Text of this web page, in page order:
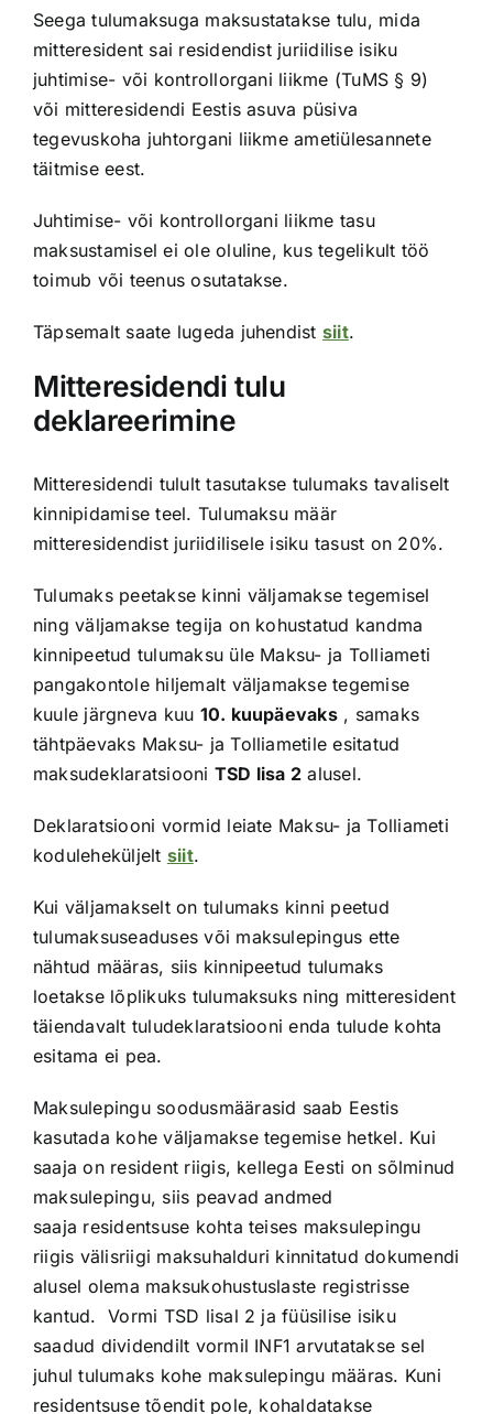
Seega tulumaksuga maksustatakse tulu, mida
mitteresident sai residendist juriidilise isiku
juhtimise- või kontrollorgani liikme (TuMS § 9)
või mitteresidendi Eestis asuva püsiva
tegevuskoha juhtorgani liikme ametiülesannete
täitmise eest.
Juhtimise- või kontrollorgani liikme tasu
maksustamisel ei ole oluline, kus tegelikult töö
toimub või teenus osutatakse.
Täpsemalt saate lugeda juhendist siit.
Mitteresidendi tulu
deklareerimine
Mitteresidendi tulult tasutakse tulumaks tavaliselt
kinnipidamise teel. Tulumaksu määr
mitteresidendist juriidilisele isiku tasust on 20%.
Tulumaks peetakse kinni väljamakse tegemisel
ning väljamakse tegija on kohustatud kandma
kinnipeetud tulumaksu üle Maksu- ja Tolliameti
pangakontole hiljemalt väljamakse tegemise
kuule järgneva kuu 10. kuupäevaks, samaks
tähtpäevaks Maksu- ja Tolliametile esitatud
maksudeklaratsiooni TSD lisa 2 alusel.
Deklaratsiooni vormid leiate Maksu- ja Tolliameti
koduleheküljelt siit.
Kui väljamakselt on tulumaks kinni peetud
tulumaksuseaduses või maksulepingus ette
nähtud määras, siis kinnipeetud tulumaks
loetakse lõplikuks tulumaksuks ning mitteresident
täiendavalt tuludeklaratsiooni enda tulude kohta
esitama ei pea.
Maksulepingu soodusmäärasid saab Eestis
kasutada kohe väljamakse tegemise hetkel. Kui
saaja on resident riigis, kellega Eesti on sõlminud
maksulepingu, siis peavad andmed
saaja residentsuse kohta teises maksulepingu
riigis välisriigi maksuhalduri kinnitatud dokumendi
alusel olema maksukohustuslaste registrisse
kantud. Vormi TSD lisal 2 ja füüsilise isiku
saadud dividendilt vormil INF1 arvutatakse sel
juhul tulumaks kohe maksulepingu määras. Kuni
residentsuse tõendit pole, kohaldatakse